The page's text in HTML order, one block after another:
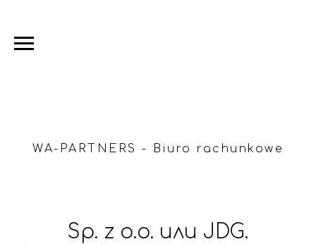
WA-PARTNERS - Biuro rachunkowe
Sp. z o.o. или JDG.